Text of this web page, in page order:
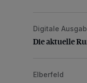
Die aktuelle
Digitale
Die aktuelle
Ein neuer
Elberfeld